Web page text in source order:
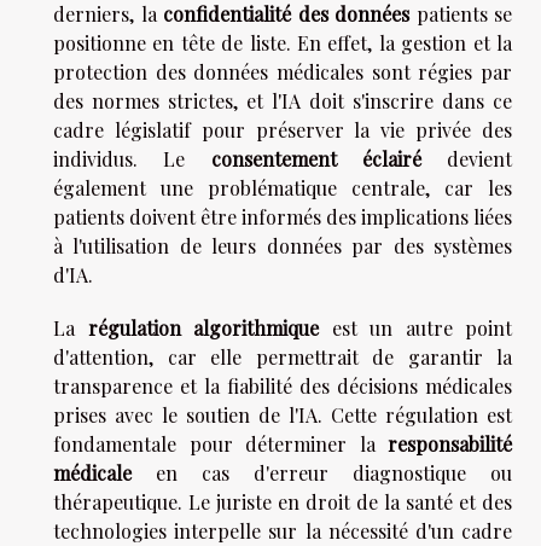
derniers, la confidentialité des donnéespatients se
positionne en tête de liste. En effet, la gestion et la
protection des données médicales sont régies par
des normes strictes, et l'IA doit s'inscrire dans ce
cadre législatif pour préserver la vie privée des
individus. Le consentement éclairédevient
également une problématique centrale, car les
patients doivent être informés des implications liées
à l'utilisation de leurs données par des systèmes
d'IA.
La régulation algorithmiqueest un autre point
d'attention, car elle permettrait de garantir la
transparence et la fiabilité des décisions médicales
prises avec le soutien de l'IA. Cette régulation est
fondamentale pour déterminer la responsabilité
médicaleen cas d'erreur diagnostique ou
thérapeutique. Le juriste en droit de la santé et des
technologies interpelle sur la nécessité d'un cadre